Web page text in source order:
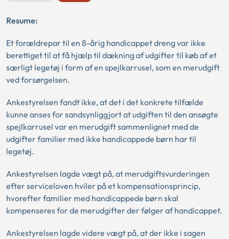
Resume:
Et forældrepar til en 8-årig handicappet dreng var ikke
berettiget til at få hjælp til dækning af udgifter til køb af et
særligt legetøj i form af en spejlkarrusel, som en merudgift
ved forsørgelsen.
Ankestyrelsen fandt ikke, at det i det konkrete tilfælde
kunne anses for sandsynliggjort at udgiften til den ansøgte
spejlkarrusel var en merudgift sammenlignet med de
udgifter familier med ikke handicappede børn har til
legetøj.
Ankestyrelsen lagde vægt på, at merudgiftsvurderingen
efter serviceloven hviler på et kompensationsprincip,
hvorefter familier med handicappede børn skal
kompenseres for de merudgifter der følger af handicappet.
Ankestyrelsen lagde videre vægt på, at der ikke i sagen